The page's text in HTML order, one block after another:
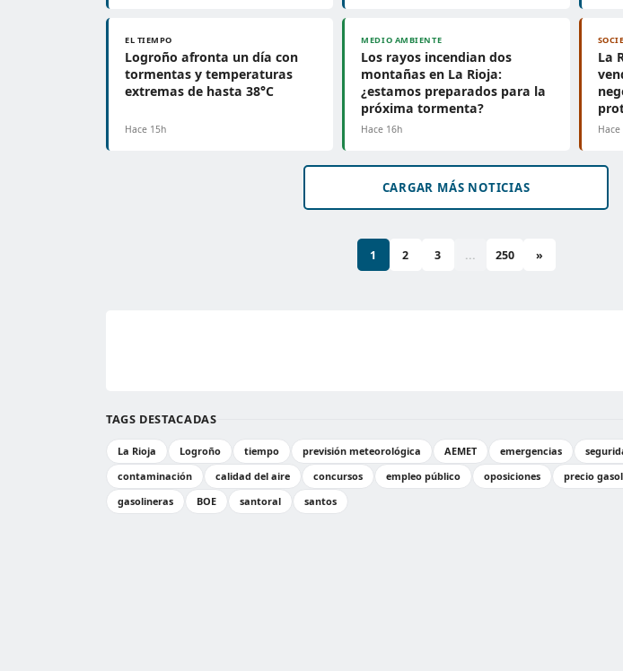
EL TIEMPO
Logroño afronta un día con
tormentas y temperaturas
extremas de hasta 38°C
Hace 15h
MEDIO AMBIENTE
Los rayos incendian dos
montañas en La Rioja:
¿estamos preparados para la
próxima tormenta?
Hace 16h
La
Hace
CARGAR MÁS NOTICIAS
1 2 3 ... 250 »
TAGS DESTACADAS
La Rioja Logroño tiempo previsión meteorológica AEMET emergencias
contaminación
calidad del aire concursos empleo público oposiciones precio
gasolineras
BOE santoral santos